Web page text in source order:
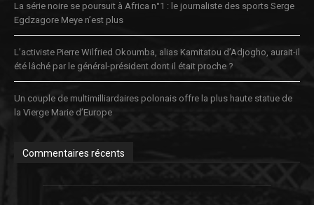
La série noire se poursuit à Africa n°1 : le journaliste des sports Serge
Egdzagore Meye n’est plus
L’activiste Pierre Wilfried Okoumba, alias Kamitatou d’Adjogho, aurait-il
été lâché par le général-président dont il était proche ?
Un couple de multimilliardaires polonais offre la plus haute statue de
la Vierge Marie d’Europe
Commentaires récents